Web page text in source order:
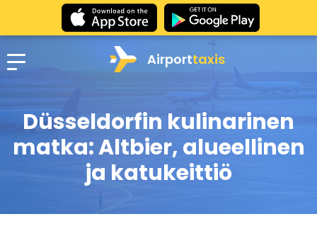
Airporttaxis
Düsseldorfin kulinarinen
matka: Altbier, alueellinen
ja katukeittiö